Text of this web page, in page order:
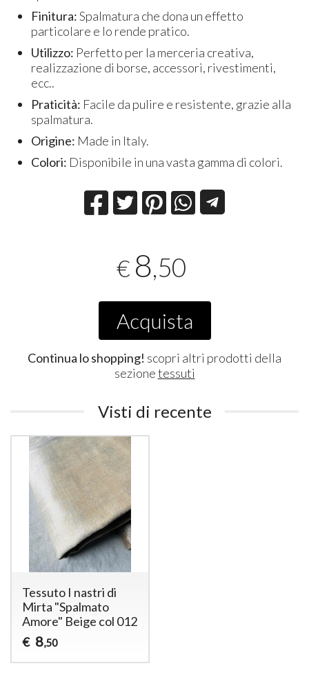
Finitura:Spalmatura che dona un effetto
particolare e lo rende pratico.
Utilizzo: Perfetto per la merceria creativa,
realizzazione di borse, accessori, rivestimenti,
ecc..
Praticità: Facile da pulire e resistente, grazie alla
spalmatura.
Origine: Made in Italy.
Colori: Disponibile in una vasta gamma di colori.
€ 8,50
Acquista
Continua lo shopping! scopri altri prodotti della
sezionetessuti
Visti di recente
Tessuto I nastri di
Mirta "Spalmato
Amore" Beige col 012
€ 8,50